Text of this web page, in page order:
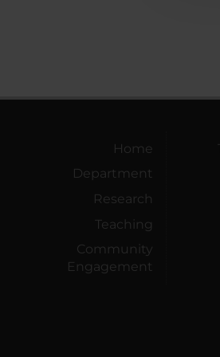
Home
Department
Research
Teaching
Community
Engagement